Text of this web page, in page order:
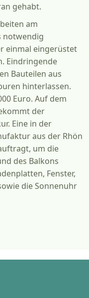
gehabt.
am
notwendig
einmal eingerüstet
Eindringende
Bauteilen aus
hinterlassen.
Euro. Auf dem
der
Eine in der
aus der Rhön
um die
des Balkons
Fenster,
die Sonnenuhr